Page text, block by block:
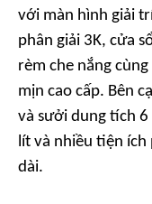
với màn hình giải
phân giải 3K, cửa
rèm che nắng
mịn cao cấp. Bên
và sưởi dung tích
lít và nhiều tiện
dài.